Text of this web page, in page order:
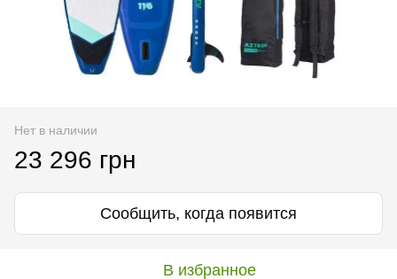
Нет в наличии
23 296 грн
Сообщить, когда появится
В избранное